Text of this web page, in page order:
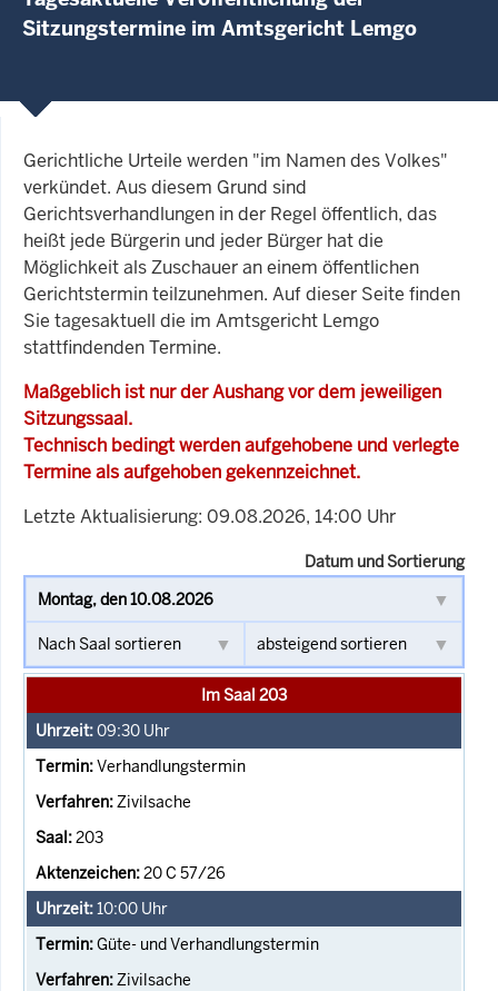
Sitzungstermine im Amtsgericht Lemgo
Gerichtliche Urteile werden "im Namen des Volkes"
verkündet. Aus diesem Grund sind
Gerichtsverhandlungen in der Regel öffentlich, das
heißt jede Bürgerin und jeder Bürger hat die
Möglichkeit als Zuschauer an einem öffentlichen
Gerichtstermin teilzunehmen. Auf dieser Seite finden
Sie tagesaktuell die im Amtsgericht Lemgo
stattfindenden Termine.
Maßgeblich ist nur der Aushang vor dem jeweiligen
Sitzungssaal.
Technisch bedingt werden aufgehobene und verlegte
Termine als aufgehoben gekennzeichnet.
Letzte Aktualisierung: 09.08.2026, 14:00 Uhr
Datum und Sortierung
Im Saal 203
09:30 Uhr
Verhandlungstermin
Zivilsache
203
20 C 57/26
10:00 Uhr
Güte- und Verhandlungstermin
Zivilsache